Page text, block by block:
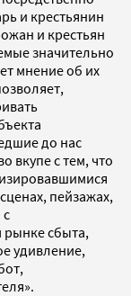
и крестьянин
и крестьян
значительно
мнение об их
до нас
вкупе с тем, что
пейзажах,
сбыта,
удивление,